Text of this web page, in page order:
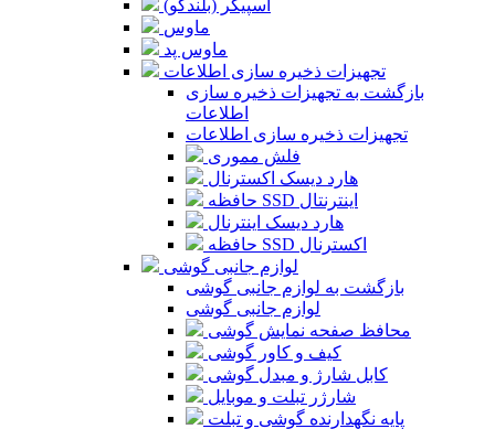
اسپیکر (بلندگو)
ماوس
ماوس پد
تجهیزات ذخیره سازی اطلاعات
بازگشت به تجهیزات ذخیره سازی
اطلاعات
تجهیزات ذخیره سازی اطلاعات
فلش مموری
هارد دیسک اکسترنال
حافظه SSD اینترنتال
هارد دیسک اینترنال
حافظه SSD اکسترنال
لوازم جانبی گوشی
بازگشت به لوازم جانبی گوشی
لوازم جانبی گوشی
محافظ صفحه نمایش گوشی
کیف و کاور گوشی
کابل شارژ و مبدل گوشی
شارژر تبلت و موبایل
پایه نگهدارنده گوشی و تبلت